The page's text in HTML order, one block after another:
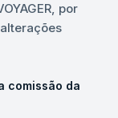
por
comissão da